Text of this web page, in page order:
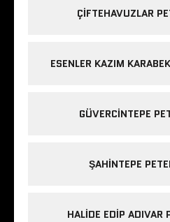
ÇIFTEHAVUZLAR
ESENLER KAZIM
GÜVERCINTEPE
ŞAHINTEPE
HALIDE EDIP ADIVAR